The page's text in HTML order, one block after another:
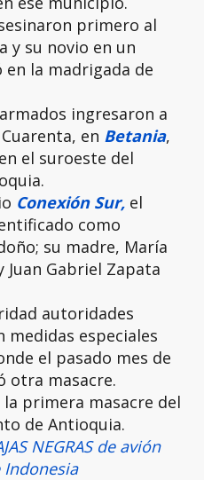
primero al
y su novio en un
en la madrigada de
ingresaron a
en Betania,
el suroeste del
Conexión Sur, el
como
su madre, María
Gabriel Zapata
autoridades
especiales
el pasado mes de
otra masacre.
primera masacre del
de Antioquia.
NEGRAS de avión